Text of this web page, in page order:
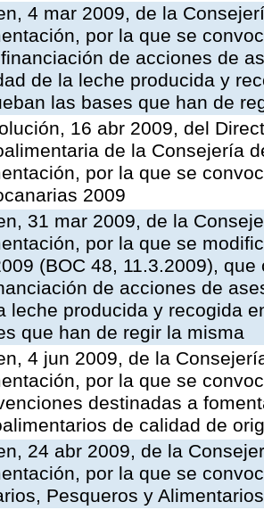
4 mar 2009, de la
por la que se
de acciones de
de la leche producida y
las bases que han de
16 abr 2009, del
de la Consejería
por la que se
2009
31 mar 2009, de la
por la que se
(BOC 48, 11.3.2009),
de acciones de
leche producida y recogida
que han de regir la misma
4 jun 2009, de la
por la que se
destinadas a
de calidad de
24 abr 2009, de la
por la que se
Pesqueros y